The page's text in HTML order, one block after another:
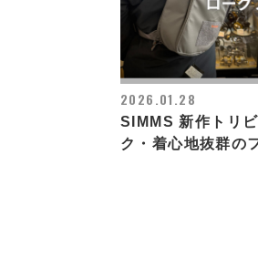
2026.01.28
SIMMS 新作トリ
ク・着心地抜群の